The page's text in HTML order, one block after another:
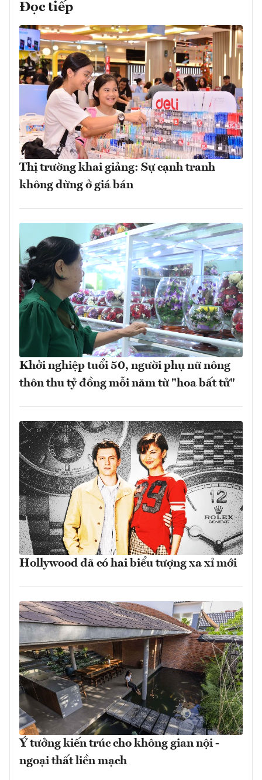
Đọc tiếp
Thị trường khai giảng: Sự cạnh tranh
không dừng ở giá bán
Khởi nghiệp tuổi 50, người phụ nữ nông
thôn thu tỷ đồng mỗi năm từ "hoa bất tử"
Hollywood đã có hai biểu tượng xa xỉ mới
Ý tưởng kiến trúc cho không gian nội -
ngoại thất liền mạch